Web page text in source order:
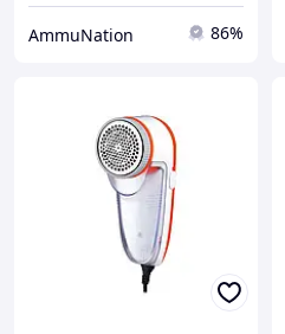
AmmuNation 86%